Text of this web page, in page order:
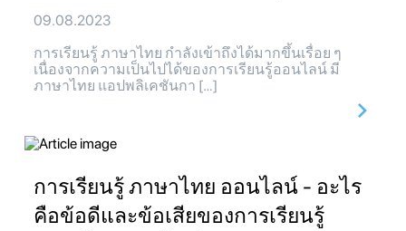
09.08.2023
การเรียนรู้ ภาษาไทย กำลังเข้าถึงได้มากขึ้นเรื่อย ๆ
เนื่องจากความเป็นไปได้ของการเรียนรู้ออนไลน์ มี
ภาษาไทย แอปพลิเคชันกา […]
การเรียนรู้ ภาษาไทย ออนไลน์ - อะไร
คือข้อดีและข้อเสียของการเรียนรู้